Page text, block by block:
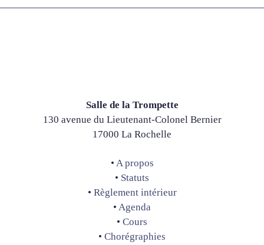
Salle de la Trompette
130 avenue du Lieutenant-Colonel Bernier
17000 La Rochelle
• A propos
• Statuts
• Règlement intérieur
• Agenda
• Cours
• Chorégraphies